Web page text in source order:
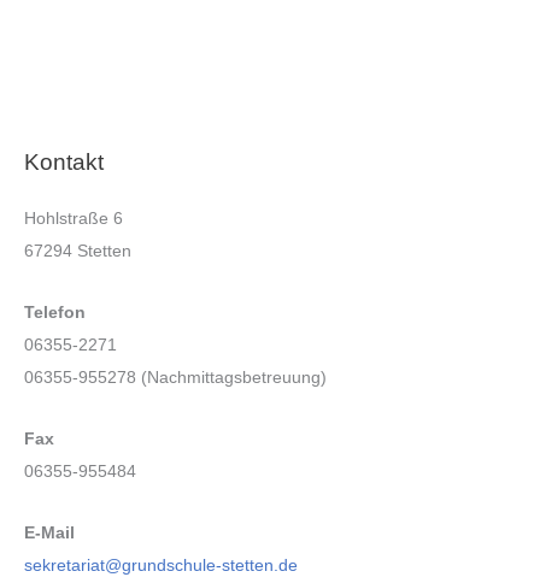
Kontakt
Hohlstraße 6
67294 Stetten
Telefon
06355-2271
06355-955278 (Nachmittagsbetreuung)
Fax
06355-955484
E-Mail
sekretariat@grundschule-stetten.de